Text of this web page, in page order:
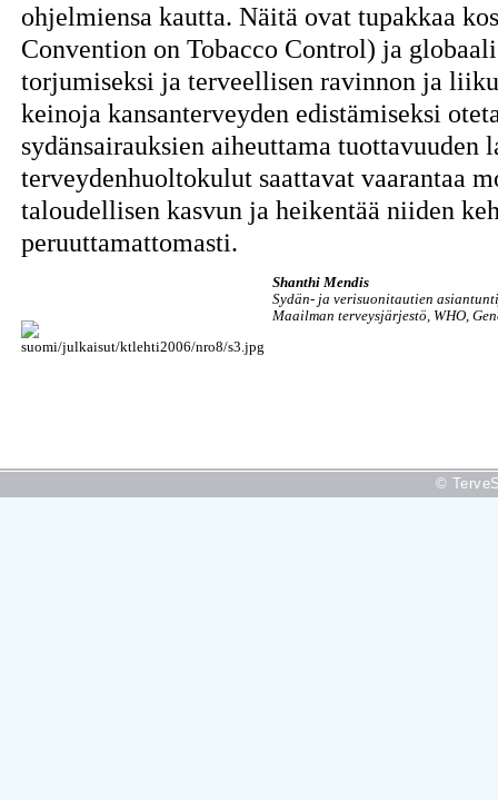
ohjelmiensa kautta. Näitä ovat tupakkaa
Convention on Tobacco Control) ja
torjumiseksi ja terveellisen ravinnon ja
keinoja kansanterveyden edistämiseksi
sydänsairauksien aiheuttama tuottavuuden
terveydenhuoltokulut saattavat vaarantaa
taloudellisen kasvun ja heikentää niiden
peruuttamattomasti.
Shanthi Mendis
Sydän- ja verisuonitautien
Maailman terveysjärjestö, WHO,
©